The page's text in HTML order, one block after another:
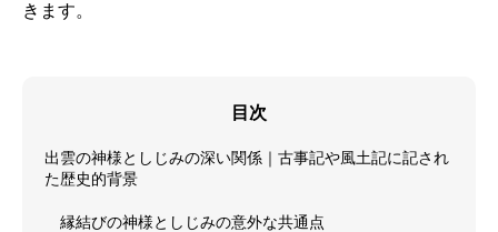
きます。
目次
出雲の神様としじみの深い関係｜古事記や風土記に記され
た歴史的背景
縁結びの神様としじみの意外な共通点